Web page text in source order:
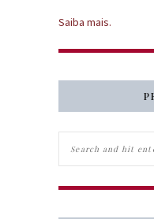
Saiba mais.